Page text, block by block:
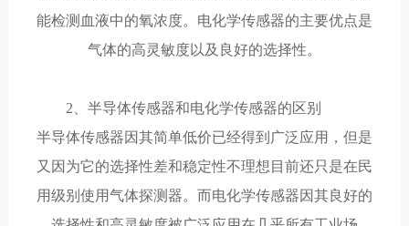
能检测血液中的氧浓度。电化学传感器的主要优点是
气体的高灵敏度以及良好的选择性。
2、半导体传感器和电化学传感器的区别
半导体传感器因其简单低价已经得到广泛应用，但是
又因为它的选择性差和稳定性不理想目前还只是在民
用级别使用气体探测器。而电化学传感器因其良好的